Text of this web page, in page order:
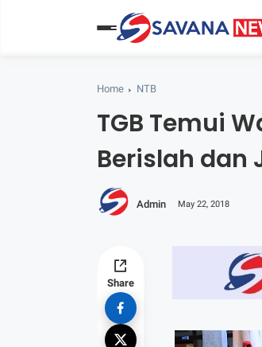
Home NTB
TGB Temui
Berislah dan
Admin May 22, 2018
Share